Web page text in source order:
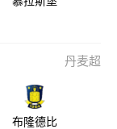
丹麦超
布隆德比